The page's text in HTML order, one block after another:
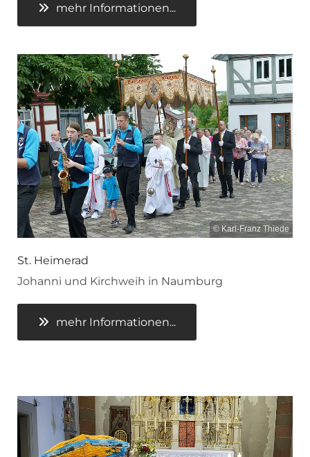
mehr Informationen...
© Karl-Franz Thiede
St. Heimerad
Johanni und Kirchweih in Naumburg
mehr Informationen...